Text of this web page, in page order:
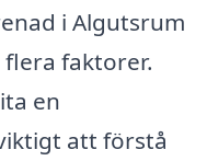
i Algutsrum
faktorer.
en
att förstå